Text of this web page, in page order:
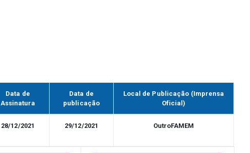
Data de
Assinatura
Data de
publicação
Local de Publicação (Imprensa
Oficial)
28/12/2021 29/12/2021 OutroFAMEM